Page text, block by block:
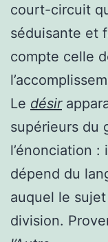
court-circuit
séduisante et
compte celle
Le désir
supérieurs du
l’énonciation :
dépend du
auquel le
division.